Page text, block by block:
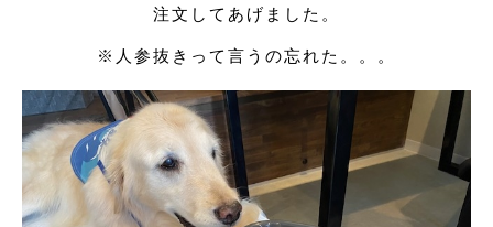
注文してあげました。
※人参抜きって言うの忘れた。。。